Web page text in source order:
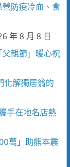
防疫冷血、食
年 8 月 8 日
親節」暖心祝
化解獨居翁的
手在地名店熱
萬」助熊本震